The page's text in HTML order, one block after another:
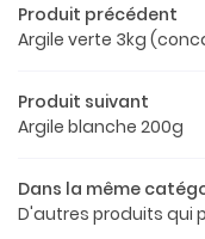
Accueil
boutique
produits
Avis
Produit précédent
Argile verte 3kg
Produit suivant
Argile blanche 200g
Dans la même
D'autres produits qui